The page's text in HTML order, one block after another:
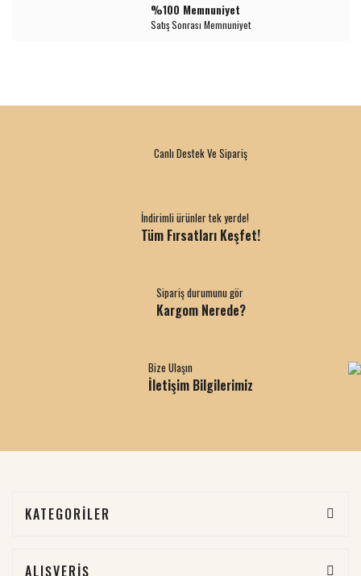
%100 Memnuniyet
Satış Sonrası Memnuniyet
Canlı Destek Ve Sipariş
İndirimli ürünler tek yerde!
Tüm Fırsatları Keşfet!
Sipariş durumunu gör
Kargom Nerede?
Bize Ulaşın
İletişim Bilgilerimiz
KATEGORİLER
ALIŞVERİŞ